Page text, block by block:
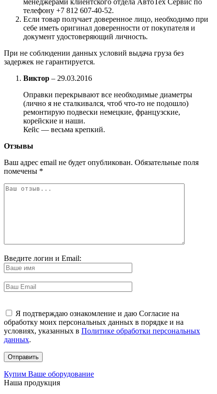
телефону +7 812 607-40-52.
Если товар получает доверенное лицо, необходимо при
себе иметь оригинал доверенности от покупателя и
документ удостоверяющий личность.
При не соблюдении данных условий выдача груза без
задержек не гарантируется.
Виктор – 29.03.2016
Оправки перекрывают все необходимые диаметры
(лично я не сталкивался, чтоб что-то не подошло)
ремонтирую подвески немецкие, французские,
корейские и наши.
Кейс — весьма крепкий.
Отзывы
Ваш адрес email не будет опубликован. Обязательные поля
помечены *
Введите логин и Email:
Я подтверждаю ознакомление и даю Согласие на
обработку моих персональных данных в порядке и на
условиях, указанных в Политике обработки персональных
данных.
Купим Ваше оборудование
Наша продукция